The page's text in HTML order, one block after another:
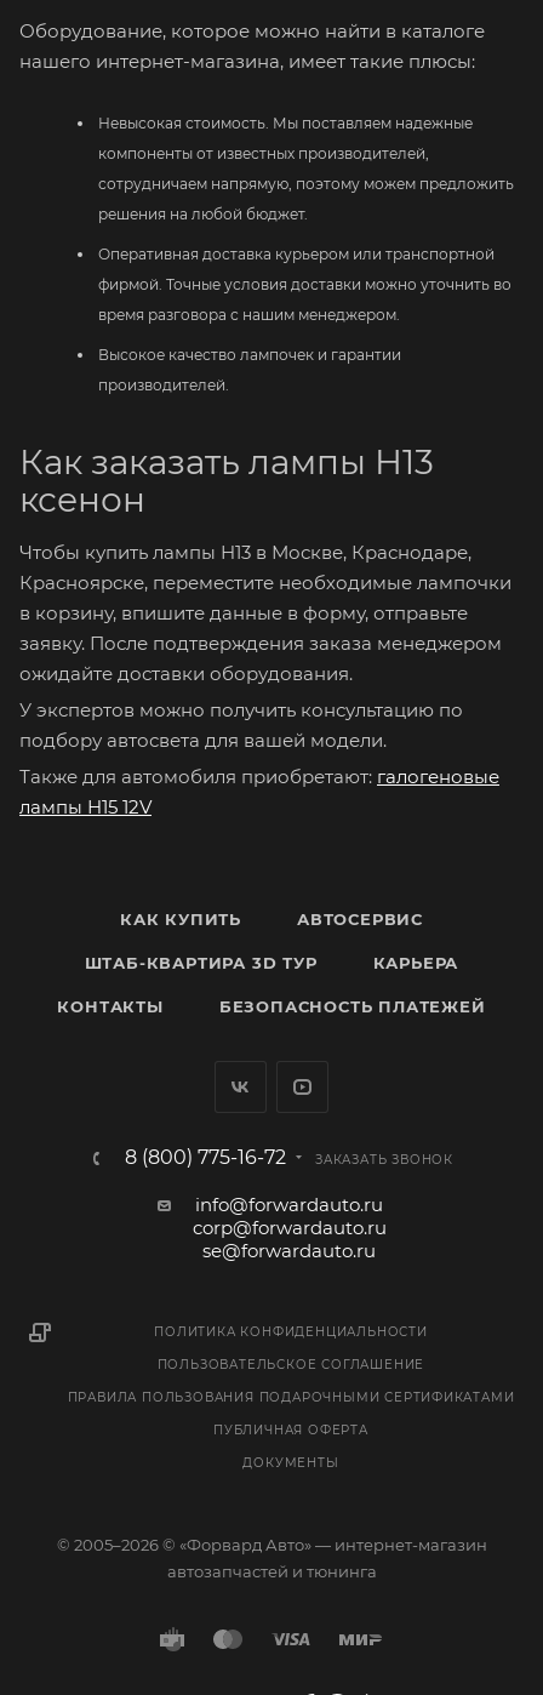
Оборудование, которое можно найти в каталоге
нашего интернет-магазина, имеет такие плюсы:
Невысокая стоимость. Мы поставляем надежные
компоненты от известных производителей,
сотрудничаем напрямую, поэтому можем предложить
решения на любой бюджет.
Оперативная доставка курьером или транспортной
фирмой. Точные условия доставки можно уточнить во
время разговора с нашим менеджером.
Высокое качество лампочек и гарантии
производителей.
Как заказать лампы Н13
ксенон
Чтобы купить лампы H13 в Москве, Краснодаре,
Красноярске, переместите необходимые лампочки
в корзину, впишите данные в форму, отправьте
заявку. После подтверждения заказа менеджером
ожидайте доставки оборудования.
У экспертов можно получить консультацию по
подбору автосвета для вашей модели.
Также для автомобиля приобретают: галогеновые
лампы H15 12V
КАК КУПИТЬ АВТОСЕРВИС
ШТАБ-КВАРТИРА 3D ТУР КАРЬЕРА
КОНТАКТЫ БЕЗОПАСНОСТЬ ПЛАТЕЖЕЙ
8 (800) 775-16-72 ЗАКАЗАТЬ ЗВОНОК
info@forwardauto.ru
corp@forwardauto.ru
se@forwardauto.ru
ПОЛИТИКА КОНФИДЕНЦИАЛЬНОСТИ
ПОЛЬЗОВАТЕЛЬСКОЕ СОГЛАШЕНИЕ
ПРАВИЛА ПОЛЬЗОВАНИЯ ПОДАРОЧНЫМИ СЕРТИФИКАТАМИ
ПУБЛИЧНАЯ ОФЕРТА
ДОКУМЕНТЫ
© 2005–2026 © «Форвард Авто» — интернет-магазин
автозапчастей и тюнинга